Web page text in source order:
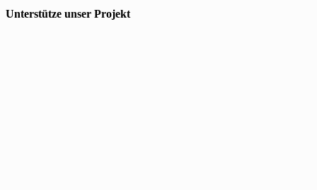
Unterstütze unser Projekt